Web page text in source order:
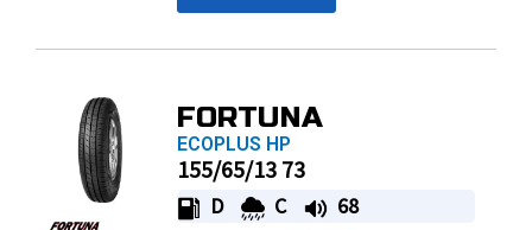
FORTUNA
ECOPLUS HP
155/65/13 73
D C 68